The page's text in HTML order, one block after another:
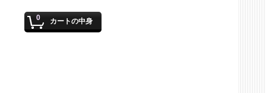
0 カートの中身